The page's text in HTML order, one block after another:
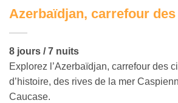
Azerbaïdjan, carrefour
8 jours / 7 nuits
Explorez l’Azerbaïdjan, carrefour des
d’histoire, des rives de la mer
Caucase.